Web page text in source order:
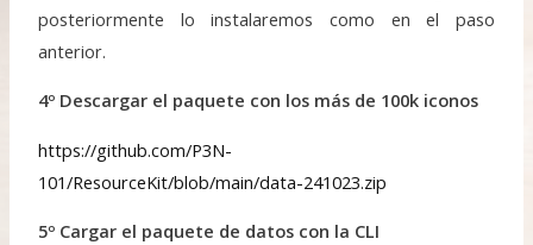
posteriormente lo instalaremos como en el paso
anterior.
4º Descargar el paquete con los más de 100k iconos
https://github.com/P3N-
101/ResourceKit/blob/main/data-241023.zip
5º Cargar el paquete de datos con la CLI